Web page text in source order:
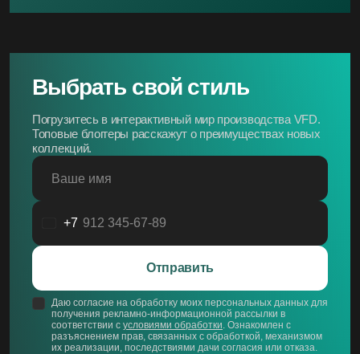
Выбрать свой стиль
Погрузитесь в интерактивный мир производства VFD.
Топовые блоггеры расскажут о преимуществах новых
коллекций.
Ваше имя
Россия
+7
Отправить
Даю согласие на обработку моих персональных данных для
получения рекламно-информационной рассылки в
соответствии с условиями обработки . Ознакомлен с
разъяснением прав, связанных с обработкой, механизмом
их реализации, последствиями дачи согласия или отказа.